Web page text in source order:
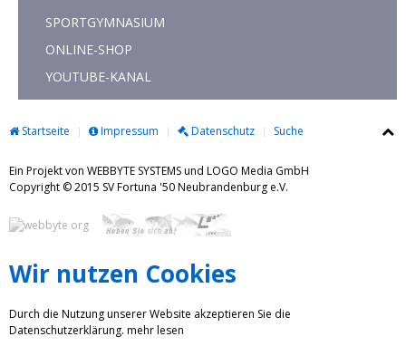
SPORTGYMNASIUM
ONLINE-SHOP
YOUTUBE-KANAL
Startseite Impressum Datenschutz Suche
Ein Projekt von WEBBYTE SYSTEMS und LOGO Media GmbH
Copyright © 2015 SV Fortuna '50 Neubrandenburg e.V.
Wir nutzen Cookies
Durch die Nutzung unserer Website akzeptieren Sie die
Datenschutzerklärung. mehr lesen